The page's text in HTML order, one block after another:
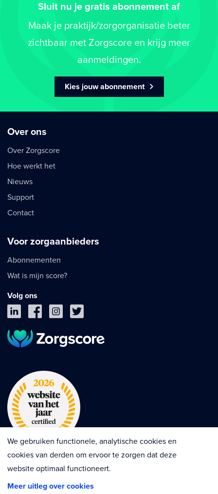
Sluit nu je gratis abonnement af
Maak je praktijk/zorgorganisatie beter
zichtbaar met Zorgscore en krijg meer
aanmeldingen.
Kies jouw abonnement
Over ons
Over Zorgscore
Hoe werkt het
Nieuws
Support
Contact
Voor zorgaanbieders
Abonnementen
Wat is mijn score?
Volg ons
Privacy Cookies
Algemene voorwaarden
We gebruiken functionele, analytische cookies en
cookies van derden om ervoor te zorgen dat deze
website optimaal functioneert.
Meer uitleg over cookies